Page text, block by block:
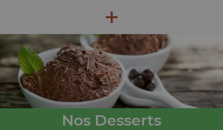
+
Nos Desserts